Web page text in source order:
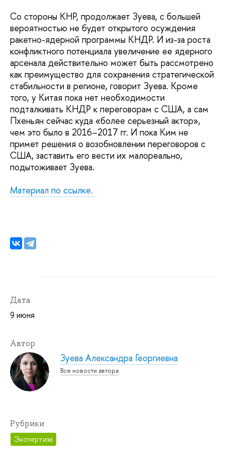
Со стороны КНР, продолжает Зуева, с большей
вероятностью не будет открытого осуждения
ракетно-ядерной программы КНДР. И из-за роста
конфликтного потенциала увеличение ее ядерного
арсенала действительно может быть рассмотрено
как преимущество для сохранения стратегической
стабильности в регионе, говорит Зуева. Кроме
того, у Китая пока нет необходимости
подталкивать КНДР к переговорам с США, а сам
Пхеньян сейчас куда «более серьезный актор»,
чем это было в 2016–2017 гг. И пока Ким не
примет решения о возобновлении переговоров с
США, заставить его вести их малореально,
подытоживает Зуева.
Материал по ссылке.
Дата
9 июня
Автор
Зуева Александра Георгиевна
Все новости автора
Рубрики
Экспертиза